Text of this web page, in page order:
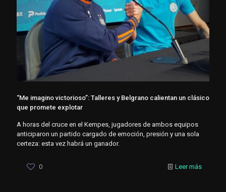
“Me imagino victorioso”: Talleres y Belgrano calientan un clásico
que promete explotar
A horas del cruce en el Kempes, jugadores de ambos equipos
anticiparon un partido cargado de emoción, presión y una sola
certeza: esta vez habrá un ganador.
0 Leer más